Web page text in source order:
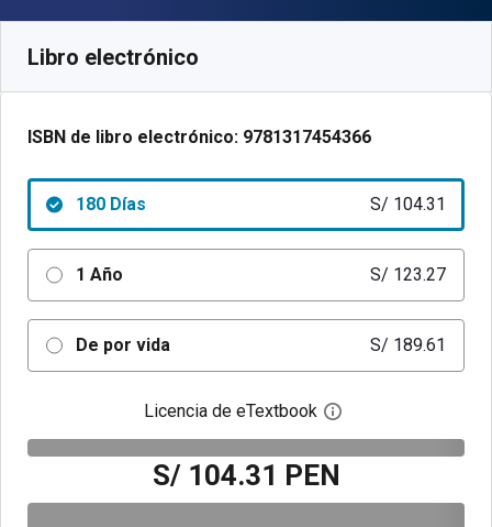
Libro electrónico
ISBN de libro electrónico: 9781317454366
180 Días S/ 104.31
1 Año S/ 123.27
De por vida S/ 189.61
Licencia de eTextbook Abre el cuadro de
S/ 104.31 PEN